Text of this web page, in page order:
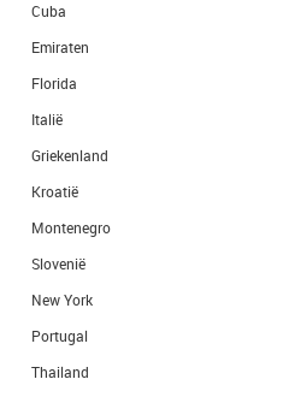
Cuba
Emiraten
Florida
Italië
Griekenland
Kroatië
Montenegro
Slovenië
New York
Portugal
Thailand